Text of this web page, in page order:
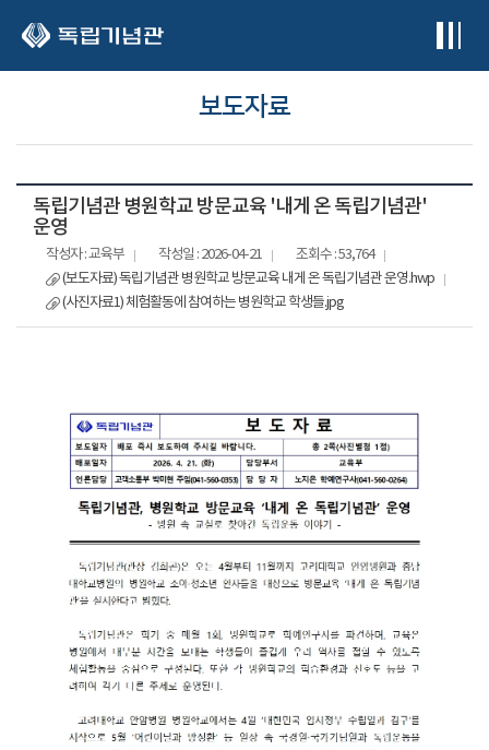
보도자료
독립기념관 병원학교 방문교육 '내게 온 독립기념관'
운영
작성자 : 교육부 작성일 : 2026-04-21
조회수 : 53,764
(보도자료) 독립기념관 병원학교 방문교육 내게 온 독립기념관 운영.hwp
(사진자료1) 체험활동에 참여하는 병원학교 학생들.jpg